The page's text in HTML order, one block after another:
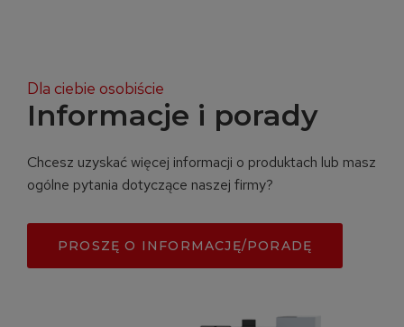
Dla ciebie osobiście
Informacje i porady
Chcesz uzyskać więcej informacji o produktach lub masz
ogólne pytania dotyczące naszej firmy?
PROSZĘ O INFORMACJĘ/PORADĘ